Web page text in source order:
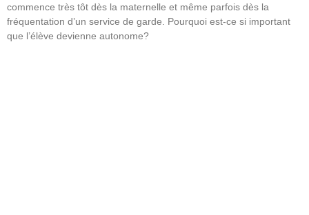
commence très tôt dès la maternelle et même parfois dès la
fréquentation d’un service de garde. Pourquoi est-ce si important
que l’élève devienne autonome?